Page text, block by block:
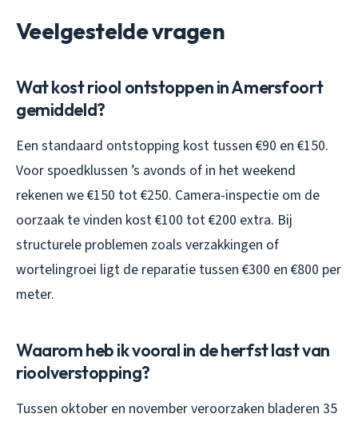
Veelgestelde vragen
Wat kost riool ontstoppen in Amersfoort
gemiddeld?
Een standaard ontstopping kost tussen €90 en €150.
Voor spoedklussen ’s avonds of in het weekend
rekenen we €150 tot €250. Camera-inspectie om de
oorzaak te vinden kost €100 tot €200 extra. Bij
structurele problemen zoals verzakkingen of
wortelingroei ligt de reparatie tussen €300 en €800 per
meter.
Waarom heb ik vooral in de herfst last van
rioolverstopping?
Tussen oktober en november veroorzaken bladeren 35